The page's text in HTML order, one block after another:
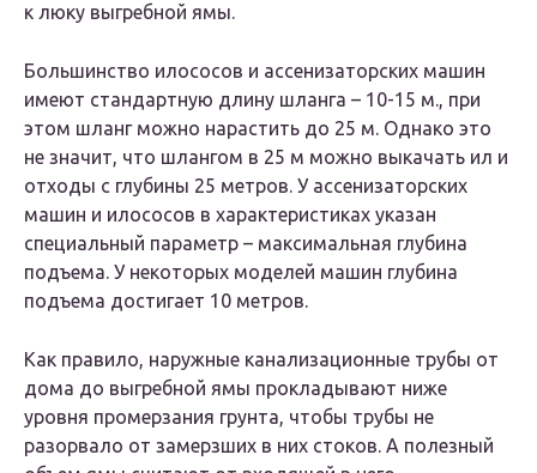
к люку выгребной ямы.
Большинство илососов и ассенизаторских машин
имеют стандартную длину шланга – 10-15 м., при
этом шланг можно нарастить до 25 м. Однако это
не значит, что шлангом в 25 м можно выкачать ил и
отходы с глубины 25 метров. У ассенизаторских
машин и илососов в характеристиках указан
специальный параметр – максимальная глубина
подъема. У некоторых моделей машин глубина
подъема достигает 10 метров.
Как правило, наружные канализационные трубы от
дома до выгребной ямы прокладывают ниже
уровня промерзания грунта, чтобы трубы не
разорвало от замерзших в них стоков. А полезный